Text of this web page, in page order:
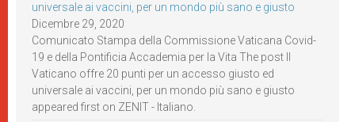
universale ai vaccini, per un mondo più sano e giusto
Dicembre 29, 2020
Comunicato Stampa della Commissione Vaticana Covid-
19 e della Pontificia Accademia per la Vita The post Il
Vaticano offre 20 punti per un accesso giusto ed
universale ai vaccini, per un mondo più sano e giusto
appeared first on ZENIT - Italiano.